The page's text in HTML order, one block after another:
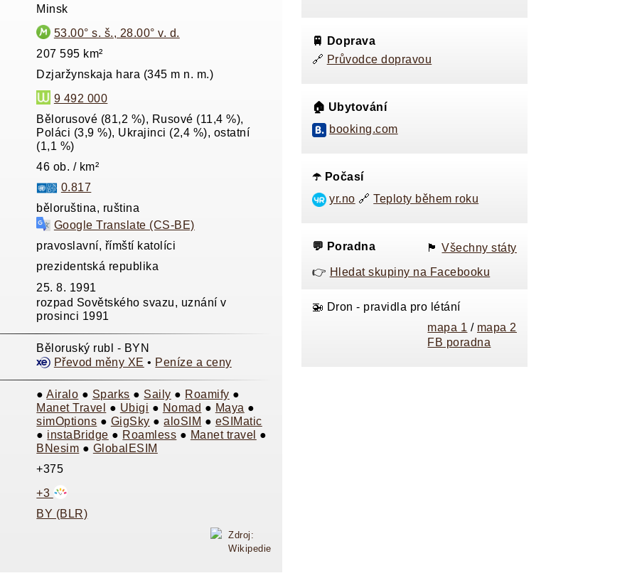
Minsk
53.00° s. š., 28.00° v. d.
207 595 km²
Dzjaržynskaja hara (345 m n. m.)
9 492 000
Bělorusové (81,2 %), Rusové (11,4 %),
Poláci (3,9 %), Ukrajinci (2,4 %), ostatní
(1,1 %)
46 ob. / km²
0.817
běloruština, ruština
Google Translate (CS-BE)
pravoslavní, římští katolíci
prezidentská republika
25. 8. 1991
rozpad Sovětského svazu, uznání v
prosinci 1991
Běloruský rubl - BYN
Převod měny XE • Peníze a ceny
●Airalo ● Sparks ● Saily ● Roamify ●
Manet Travel
● Ubigi ● Nomad ● Maya ●
simOptions ● GigSky ●aloSIM ● eSIMatic
● instaBridge ● Roamless ● Manet travel ●
BNesim ● GlobalESIM
+375
+3
BY (BLR)
Zdroj:
Wikipedie
🚆 Doprava
🔗 Průvodce dopravou
🏠 Ubytování
booking.com
☂️ Počasí
yr.no 🔗Teploty během roku
💬 Poradna 🏴󠁭󠁸󠁭󠁥󠁸󠁿Všechny státy
👉 Hledat skupiny na Facebooku
🚁 Dron - pravidla pro létání
mapa 1 / mapa 2
FB poradna